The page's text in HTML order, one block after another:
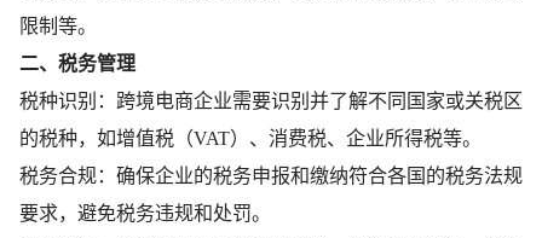
限制等。
二、税务管理
税种识别：跨境电商企业需要识别并了解不同国家或关税区
的税种，如增值税（VAT）、消费税、企业所得税等。
税务合规：确保企业的税务申报和缴纳符合各国的税务法规
要求，避免税务违规和处罚。